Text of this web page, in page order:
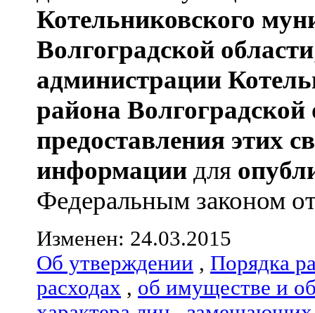
Котельниковского
Волгоградской области
администрации
района Волгоградской
предоставления этих
информации для
Федеральным законом
Изменен: 24.03.2015
Об утверждении , Порядка
расходах , об имуществе и